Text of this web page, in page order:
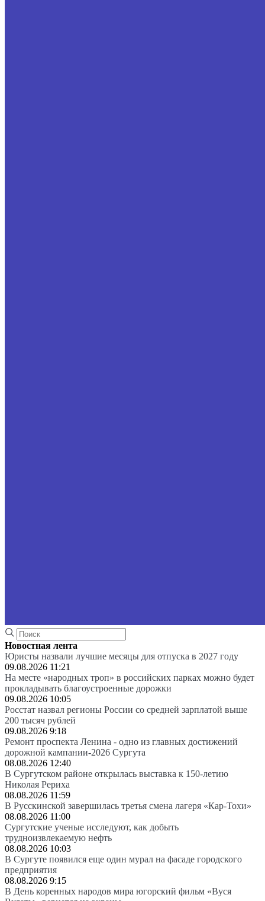
Новостная лента
Юристы назвали лучшие месяцы для отпуска в 2027 году
09.08.2026 11:21
На месте «народных троп» в российских парках можно будет
прокладывать благоустроенные дорожки
09.08.2026 10:05
Росстат назвал регионы России со средней зарплатой выше
200 тысяч рублей
09.08.2026 9:18
Ремонт проспекта Ленина - одно из главных достижений
дорожной кампании-2026 Сургута
08.08.2026 12:40
В Сургутском районе открылась выставка к 150-летию
Николая Рериха
08.08.2026 11:59
В Русскинской завершилась третья смена лагеря «Кар-Тохи»
08.08.2026 11:00
Сургутские ученые исследуют, как добыть
трудноизвлекаемую нефть
08.08.2026 10:03
В Сургуте появился еще один мурал на фасаде городского
предприятия
08.08.2026 9:15
В День коренных народов мира югорский фильм «Вуся